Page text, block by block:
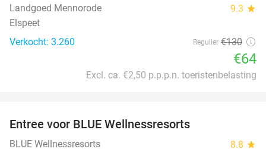
Landgoed Mennorode 9.3 star
Elspeet
Verkocht: 3.260
Regulier €130
€64
Excl. ca. €2,50 p.p.p.n. toeristenbelasting
Entree voor BLUE Wellnessresorts
BLUE Wellnessresorts 8.8 star